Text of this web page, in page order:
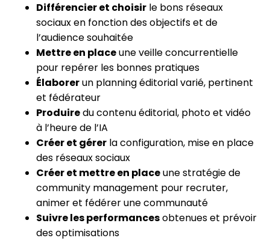
Différencier et choisir le bons réseaux
sociaux en fonction des objectifs et de
l’audience souhaitée
Mettre en placeune veille concurrentielle
pour repérer les bonnes pratiques
Élaborerun planning éditorial varié, pertinent
et fédérateur
Produiredu contenu éditorial, photo et vidéo
à l’heure de l’IA
Créer et gérer la configuration, mise en place
des réseaux sociaux
Créer et mettre en placeune stratégie de
community management pour recruter,
animer et fédérer une communauté
Suivre les performancesobtenues et prévoir
des optimisations